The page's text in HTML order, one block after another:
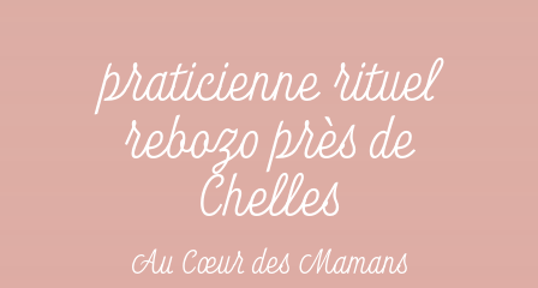
praticienne rituel
rebozo près de
Chelles
Au Cœur des Mamans